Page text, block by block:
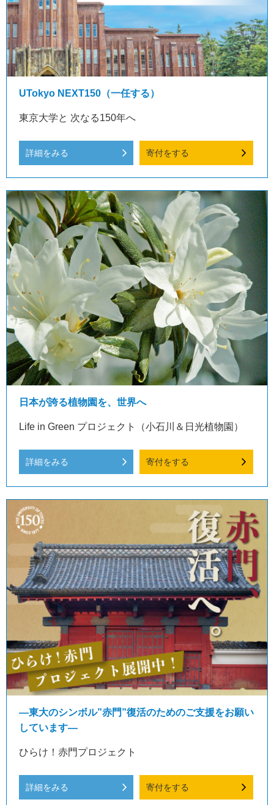
UTokyo NEXT150（一任する）
東京大学と 次なる150年へ
詳細をみる 寄付をする
日本が誇る植物園を、世界へ
Life in Green プロジェクト（小石川＆日光植物園）
詳細をみる 寄付をする
―東大のシンボル”赤門”復活のためのご支援をお願い
しています―
ひらけ！赤門プロジェクト
詳細をみる 寄付をする